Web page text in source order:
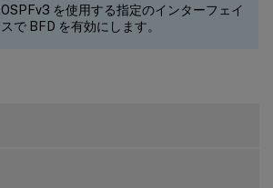
OSPFv3 を使用する指定のインターフェイ
スで BFD を有効にします。